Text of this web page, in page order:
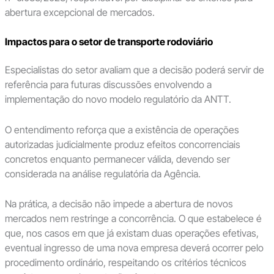
abertura excepcional de mercados.
Impactos para o setor de transporte rodoviário
Especialistas do setor avaliam que a decisão poderá servir de
referência para futuras discussões envolvendo a
implementação do novo modelo regulatório da ANTT.
O entendimento reforça que a existência de operações
autorizadas judicialmente produz efeitos concorrenciais
concretos enquanto permanecer válida, devendo ser
considerada na análise regulatória da Agência.
Na prática, a decisão não impede a abertura de novos
mercados nem restringe a concorrência. O que estabelece é
que, nos casos em que já existam duas operações efetivas,
eventual ingresso de uma nova empresa deverá ocorrer pelo
procedimento ordinário, respeitando os critérios técnicos